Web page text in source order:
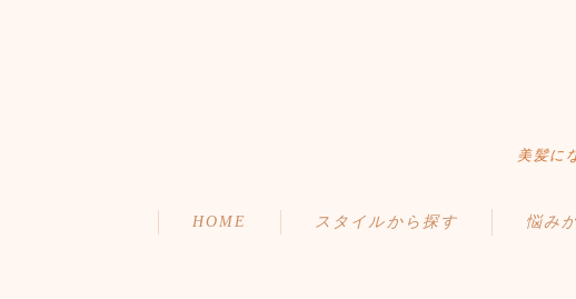
美髪に
HOME スタイルから探す 悩み